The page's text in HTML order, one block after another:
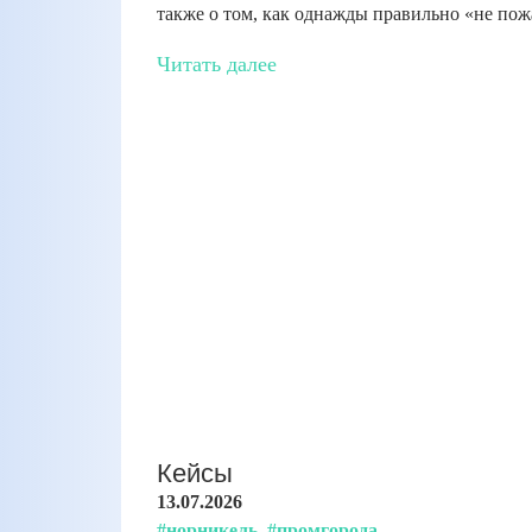
также о том, как однажды правильно «не
Читать далее
Кейсы
13.07.2026